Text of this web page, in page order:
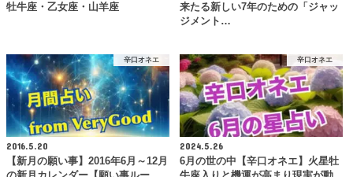
牡牛座・乙女座・山羊座
来たる新しい7年のための「ジャッ
ジメント…
辛口オネエ
2016.5.20
【新月の願い事】2016年6月～12月
辛口オネエ
2024.5.26
6月の世の中【辛口オネエ】火星牡